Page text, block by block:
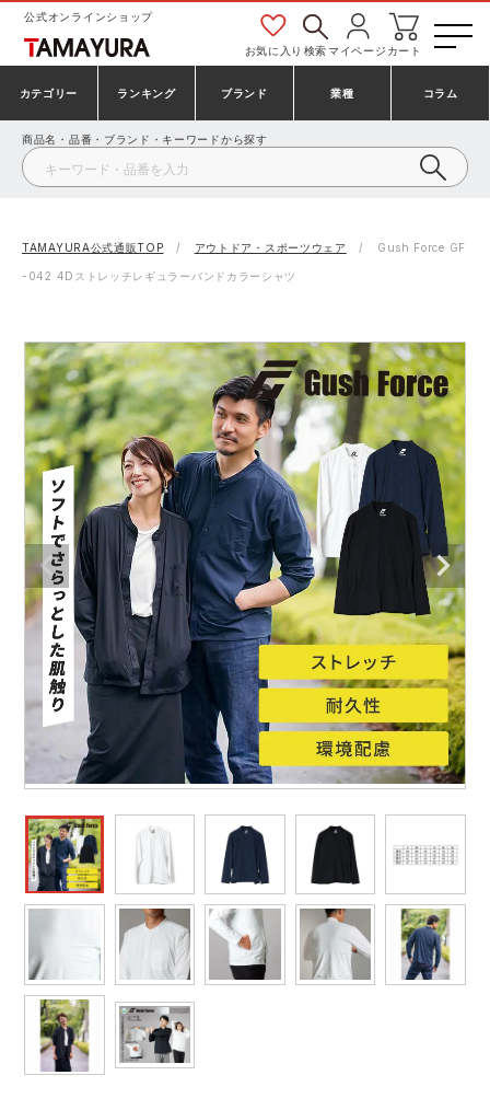
公式オンラインショップ
お気に入り 検索マイページ カート
カテゴリー
安全靴・作業靴
事務服・オフィスウェア
防寒着
作業用手袋
アウトドア・スポーツ
ワークスーツ
コンプレッションウェア
作業用ポロシャツ
安全保護具
レインウェア・カッパ
作業用小物・アクセサリー
ランキング
安全靴ランキング
安全靴スニーカーランキング
アシックス安全靴ランキング
ミズノ安全靴ランキング
作業着ランキング
アウトドアウェアランキング
つなぎランキング
空調服ランキング
コンプレッションウェアランキング
作業用ポロシャツランキング
作業用手袋ランキング
レインウェアランキング
アイズフロンティア ランキング
ブランド
アシックス
プーマ コンバース（CONVERSE）
アイズフロンティア TSDESIGN
寅壱 アイトス株式会社
コーコス ジーベック
クロダルマ 桑和
山田辰 クレヒフク
おたふく手袋 マック
住商モンブラン ボンマックス
GUSH FORCE CUP
GDジャパン カーシーカシマ
シンメン 日進ゴム
ハイパーV
業種
建設・建築作業服
製造・工場作業服
大工・鳶作業服
農作業服
電気・設備作業服
配達・営業作業服
自動車整備士作業服
DIY・日曜大工作業服
飲食店ユニフォーム
運送・倉庫作業服
清掃・ビルメンテ作業服
夜間・高視認性安全服
医療白衣・介護服
コラム
商品名・品番・ブランド・キーワードから探す
TAMAYURA公式通販TOP アウトドア・スポーツウェア Gush Force GF
-042 4Dストレッチレギュラーバンドカラーシャツ